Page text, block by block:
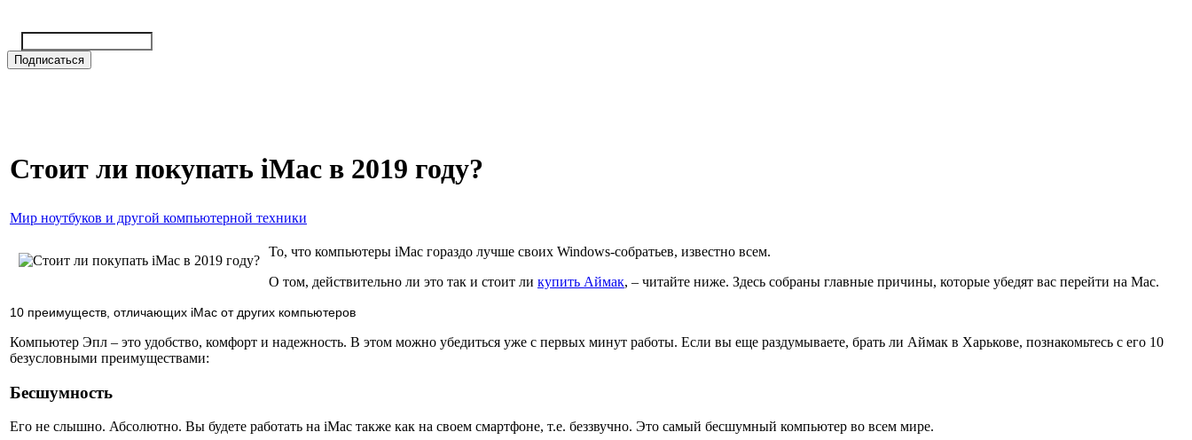
Стоит ли покупать iMac в 2019 году?
Мир ноутбуков и другой компьютерной техники
То, что компьютеры iMac гораздо лучше своих Windows-собратьев, известно всем.
О том, действительно ли это так и стоит ли купить Аймак, – читайте ниже. Здесь собраны главные причины, которые убедят вас перейти на Mac.
10 преимуществ, отличающих iMac от других компьютеров
Компьютер Эпл – это удобство, комфорт и надежность. В этом можно убедиться уже с первых минут работы. Если вы еще раздумываете, брать ли Аймак в Харькове, познакомьтесь с его 10
безусловными преимуществами:
Бесшумность
Его не слышно. Абсолютно. Вы будете работать на iMac также как на своем смартфоне, т.е. беззвучно. Это самый бесшумный компьютер во всем мире.